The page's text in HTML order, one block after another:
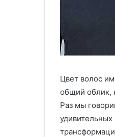
Цвет волос
общий облик,
Раз мы